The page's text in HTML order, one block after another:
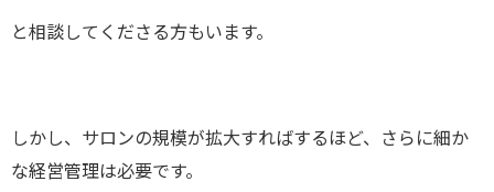
と相談してくださる方もいます。
しかし、サロンの規模が拡大すればするほど、さらに細か
な経営管理は必要です。